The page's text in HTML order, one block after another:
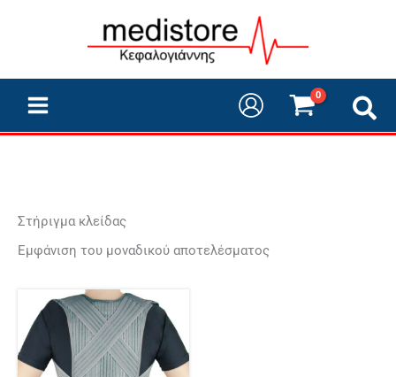
Στήριγμα κλείδας
Εμφάνιση του μοναδικού αποτελέσματος